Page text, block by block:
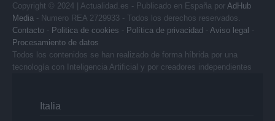
Copyright © 2024 | Actualidad.es - Publicado en España por AdHub
Media - Numero REA 2729933 - Todos los derechos reservados.
Contacto - Politica de cookies - Política de privacidad - Aviso legal -
Procesamiento de datos
Todos los contenidos se han realizado de forma híbrida por una
tecnología con Inteligencia Artificial y por creadores independientes
Italia